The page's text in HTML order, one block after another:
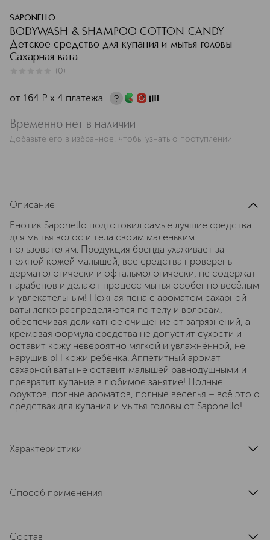
SAPONELLO
BODYWASH & SHAMPOO COTTON CANDY
Детское средство для купания и мытья головы
Сахарная вата
(0)
от 164 ¤ х 4 платежа
Временно нет в наличии
Добавьте его в избранное, чтобы узнать о поступлении
Описание
Енотик Saponello подготовил самые лучшие средства
для мытья волос и тела своим маленьким
пользователям. Продукция бренда ухаживает за
нежной кожей малышей, все средства проверены
дерматологически и офтальмологически, не содержат
парабенов и делают процесс мытья особенно весёлым
и увлекательным! Нежная пена с ароматом сахарной
ваты легко распределяются по телу и волосам,
обеспечивая деликатное очищение от загрязнений, а
кремовая формула средства не допустит сухости и
оставит кожу невероятно мягкой и увлажнённой, не
нарушив pH кожи ребёнка. Аппетитный аромат
сахарной ваты не оставит малышей равнодушными и
превратит купание в любимое занятие! Полные
фруктов, полные ароматов, полные веселья – всё это о
средствах для купания и мытья головы от Saponello!
Характеристики
артикул
Способ применения
Состав